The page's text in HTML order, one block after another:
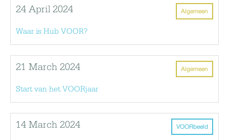
Algemeen
24 April 2024
Waar is Hub VOOR?
Algemeen
21 March 2024
Start van het VOORjaar
VOORbeeld
14 March 2024